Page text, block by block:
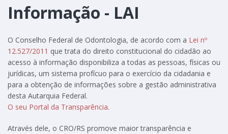
Informação - LAI
O Conselho Federal de Odontologia, de acordo com a Lei nº
12.527/2011 que trata do direito constitucional do cidadão ao
acesso à informação disponibiliza a todas as pessoas, físicas ou
jurídicas, um sistema profícuo para o exercício da cidadania e
para a obtenção de informações sobre a gestão administrativa
desta Autarquia Federal.
O seu Portal da Transparência.
Através dele, o CRO/RS promove maior transparência e